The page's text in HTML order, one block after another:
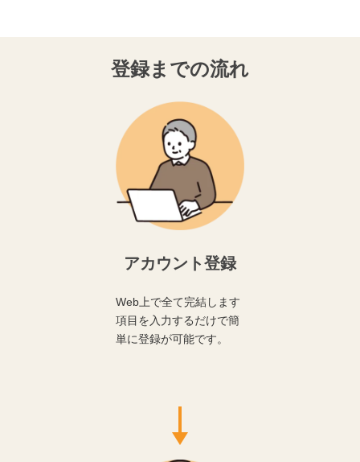
登録までの流れ
アカウント登録
Web上で全て完結します
項目を入力するだけで簡
単に登録が可能です。